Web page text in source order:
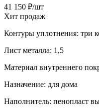
41 150 ₽/шт
Хит продаж
Контуры уплотнения: три
Лист металла: 1,5
Материал внутреннего
Назначение: для дома
Наполнитель: пенопласт